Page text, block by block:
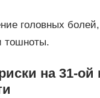
головных болей,
тошноты.
на 31-ой